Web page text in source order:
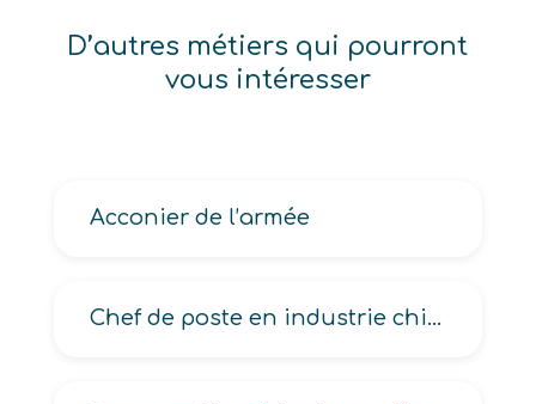
D’autres métiers qui pourront
vous intéresser
Acconier de l’armée
Chef de poste en industrie chimique